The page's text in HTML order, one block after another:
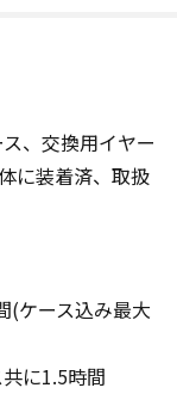
、交換用イヤー
に装着済、取扱
(ケース込み最大
に1.5時間